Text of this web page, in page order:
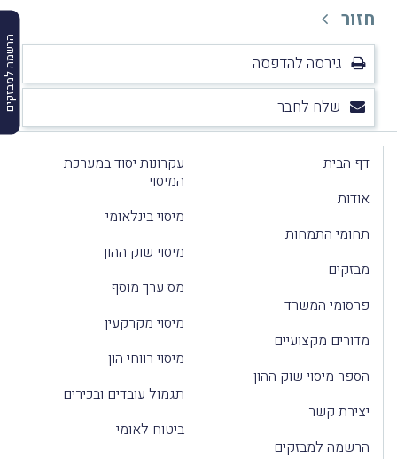
הרשמה למבזקים
חזור
גירסה להדפסה
שלח לחבר
דף הבית
אודות
תחומי התמחות
מבזקים
פרסומי המשרד
מדורים מקצועיים
הספר מיסוי שוק ההון
יצירת קשר
הרשמה למבזקים
עקרונות יסוד במערכת
המיסוי
מיסוי בינלאומי
מיסוי שוק ההון
מס ערך מוסף
מיסוי מקרקעין
מיסוי רווחי הון
תגמול עובדים ובכירים
ביטוח לאומי